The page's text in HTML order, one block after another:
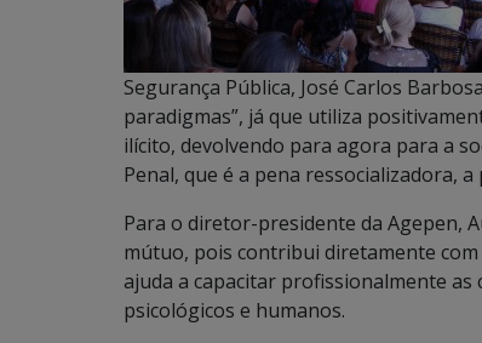
Segurança Pública, José Carlos
paradigmas”, já que utiliza
ilícito, devolvendo para agora para a
Penal, que é a pena ressocializadora,
Para o diretor-presidente da Agepen,
mútuo, pois contribui diretamente
ajuda a capacitar profissionalmente
psicológicos e humanos.